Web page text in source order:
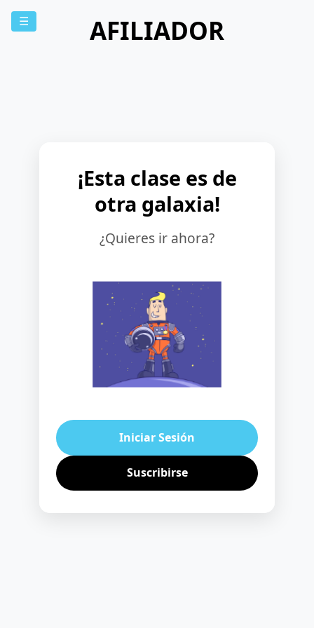
☰ AFILIADOR
¡Esta clase es de
otra galaxia!
¿Quieres ir ahora?
Iniciar Sesión
Suscribirse